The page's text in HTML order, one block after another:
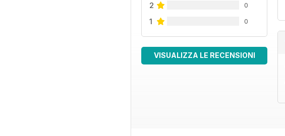
2 0
1 0
VISUALIZZA LE RECENSIONI